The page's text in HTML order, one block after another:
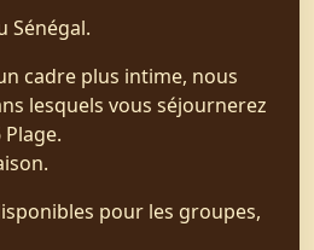
Sénégal.
cadre plus intime, nous
lesquels vous séjournerez
pour les groupes,